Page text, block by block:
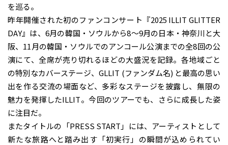
を巡る。
昨年開催された初のファンコンサート『2025 ILLIT GLITTER
DAY』は、6月の韓国・ソウルから8～9月の日本・神奈川と大
阪、11月の韓国・ソウルでのアンコール公演までの全8回の公
演にて、全席が売り切れるほどの大盛況を記録。各地域ごと
の特別なカバーステージ、GLLIT (ファンダム名) と最高の思い
出を作る交流の場面など、多彩なステージを披露し、無限の
魅力を発揮したILLIT。今回のツアーでも、さらに成長した姿
に注目だ。
またタイトルの「PRESS START︎︎」には、アーティストとして
新たな旅路へと踏み出す「初実行」の瞬間が込められてい